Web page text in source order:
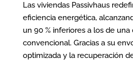
Las viviendas Passivhaus
eficiencia energética,
un 90 % inferiores a los de
convencional. Gracias a su
optimizada y la recuperación